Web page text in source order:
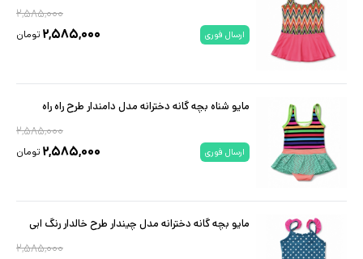
۲,۵۸۵,۰۰۰
ارسال فوری ۲,۵۸۵,۰۰۰ تومان
مایو شناه بچه گانه دخترانه مدل دامندار طرح راه راه
۲,۵۸۵,۰۰۰
ارسال فوری ۲,۵۸۵,۰۰۰ تومان
مایو بچه گانه دخترانه مدل چیندار طرح خالدار رنگ ابی
۲,۵۸۵,۰۰۰